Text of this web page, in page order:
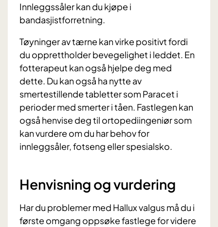
Innleggssåler kan du kjøpe i
bandasjistforretning.
Tøyninger av tærne kan virke positivt fordi
du opprettholder bevegelighet i leddet. En
fotterapeut kan også hjelpe deg med
dette. Du kan også ha nytte av
smertestillende tabletter som Paracet i
perioder med smerter i tåen. Fastlegen kan
også henvise deg til ortopediingeniør som
kan vurdere om du har behov for
innleggsåler, fotseng eller spesialsko.
Henvisning og vurdering
Har du problemer med Hallux valgus må du i
første omgang oppsøke fastlege for videre